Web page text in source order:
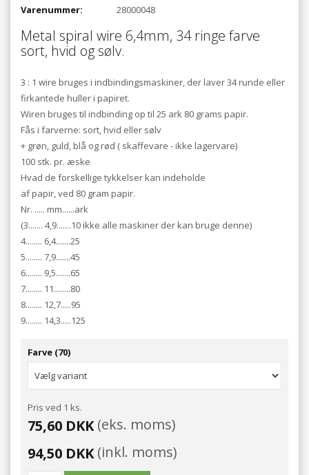
Varenummer: 28000048
Metal spiral wire 6,4mm, 34 ringe farve
sort, hvid og sølv.
3 : 1 wire bruges i indbindingsmaskiner, der laver 34 runde eller
firkantede huller i papiret.
Wiren bruges til indbinding op til 25 ark 80 grams papir.
Fås i farverne: sort, hvid eller sølv
+ grøn, guld, blå og rød ( skaffevare - ikke lagervare)
100 stk. pr. æske
Hvad de forskellige tykkelser kan indeholde
af papir, ved 80 gram papir.
Nr. ..... mm......ark
(3....... 4,9.......10 ikke alle maskiner der kan bruge denne)
4........ 6,4.......25
5........ 7,9.......45
6........ 9,5.......65
7........ 11........80
8........ 12,7.....95
9........ 14,3.....125
Farve (70)
Pris ved 1 ks.
75,60 DKK(eks. moms)
94,50 DKK(inkl. moms)